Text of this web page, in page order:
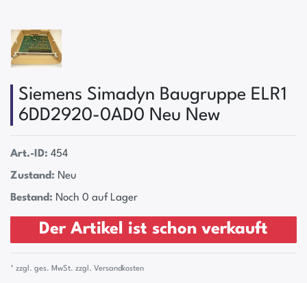
Siemens Simadyn Baugruppe ELR1
6DD2920-0AD0 Neu New
Art.-ID: 454
Zustand: Neu
Bestand: Noch 0 auf Lager
Der Artikel ist schon verkauft
* zzgl. ges. MwSt. zzgl. Versandkosten